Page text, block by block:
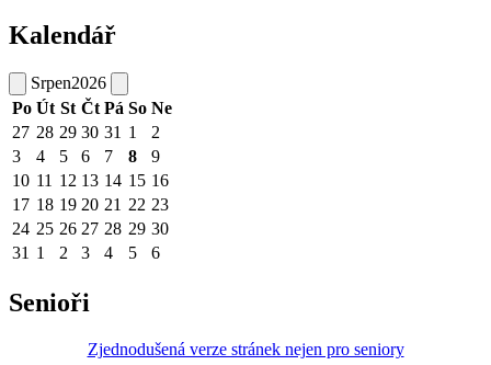
Kalendář
Srpen2026
Po Út St Čt Pá So Ne
27 28 29 30 31 1
2
3
4 5 6 7 8
9
10 11 12 13 14 15 16
17 18 19 20 21 22 23
24 25 26 27 28 29 30
31 1 2 3 4 5 6
Senioři
Zjednodušená verze stránek nejen pro seniory